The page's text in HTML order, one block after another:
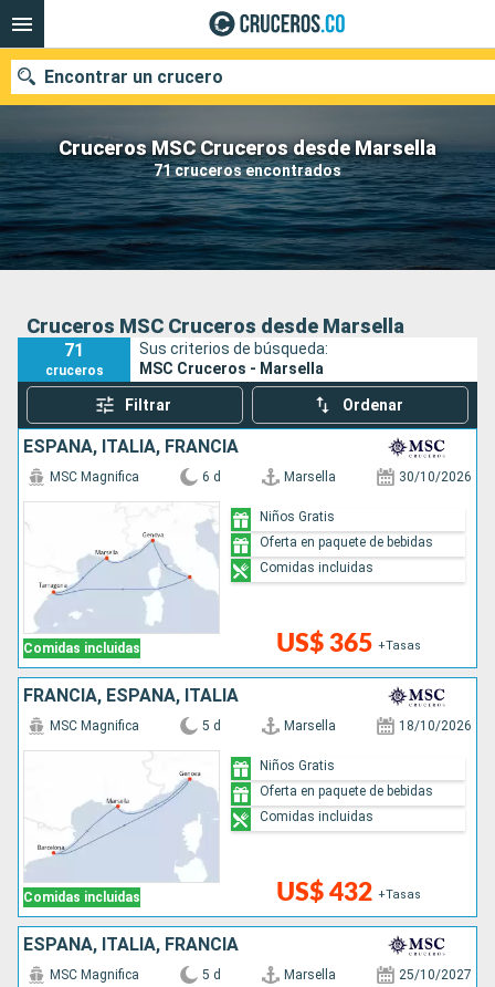
Cruceros MSC Cruceros desde Marsella
71 cruceros encontrados
Encontrar un crucero
Fecha de salida
Buscar
Cruceros MSC Cruceros desde Marsella
71
cruceros
Sus criterios de búsqueda:
MSC Cruceros - Marsella
Filtrar Ordenar
ESPAÑA, ITALIA, FRANCIA
Comidas incluidas
MSC Magnifica 6 d Marsella 30/10/2026
US$ 365 +Tasas
Niños Gratis
Oferta en paquete de bebidas
Comidas incluidas
FRANCIA, ESPAÑA, ITALIA
Comidas incluidas
MSC Magnifica 5 d Marsella 18/10/2026
US$ 432 +Tasas
Niños Gratis
Oferta en paquete de bebidas
Comidas incluidas
ESPAÑA, ITALIA, FRANCIA
MSC Magnifica 5 d Marsella 25/10/2027